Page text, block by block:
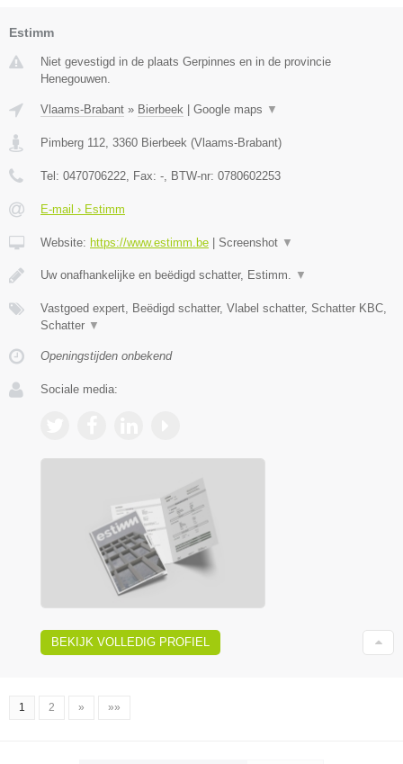
Estimm
Niet gevestigd in de plaats Gerpinnes en in de provincie
Henegouwen.
Vlaams-Brabant » Bierbeek Google maps ▼
Pimberg 112 3360 Bierbeek (Vlaams-Brabant)
Tel: 0470706222 , Fax: - , BTW-nr: 0780602253
E-mail › Estimm
Website: https://www.estimm.be Screenshot ▼
Uw onafhankelijke en beëdigd schatter, Estimm. ▼
Vastgoed expert, Beëdigd schatter, Vlabel schatter, Schatter KBC,
Schatter ▼
Openingstijden onbekend
Sociale media:
BEKIJK VOLLEDIG PROFIEL
1 2 » »»